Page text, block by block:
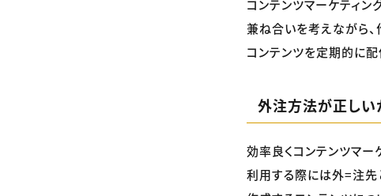
コンテンツマーケティ
兼ね合いを考えながら、
コンテンツを定期的に配
外注方法が正しい
効率良くコンテンツマー
利用する際には外=注先